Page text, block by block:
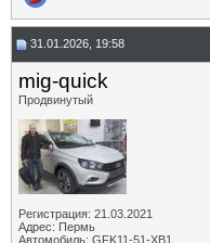
31.01.2026, 19:58
mig-quick
Продвинутый
Регистрация: 21.03.2021
Адрес: Пермь
Автомобиль: GFK11-51-ХВ1